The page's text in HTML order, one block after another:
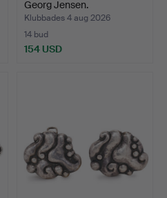
Georg Jensen.
Halsband/hä…
Klubbades 4 aug 2026
14 bud
154 USD